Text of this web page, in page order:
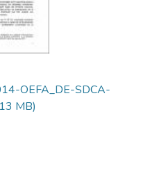
OEFA_DE-SDCA-
MB)